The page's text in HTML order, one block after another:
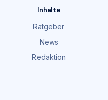
Inhalte
Ratgeber
News
Redaktion